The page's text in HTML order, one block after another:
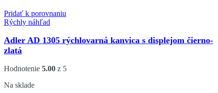
Pridať k porovnaniu
Rýchly náhľad
Adler AD 1305 rýchlovarná kanvica s displejom čierno-
zlatá
Hodnotenie 5.00 z 5
Na sklade